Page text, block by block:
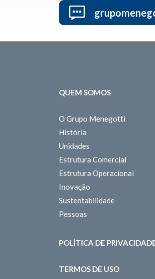
QUEM SOMOS
O Grupo Menegotti
História
Unidades
Estrutura Comercial
Estrutura Operacional
Inovação
Sustentabilidade
Pessoas
POLÍTICA DE
TERMOS DE USO